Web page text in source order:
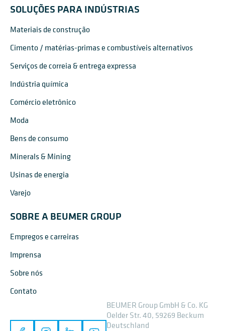
SOLUÇÕES PARA INDÚSTRIAS
Materiais de construção
Cimento / matérias-primas e combustíveis alternativos
Serviços de correia & entrega expressa
Indústria química
Comércio eletrônico
Moda
Bens de consumo
Minerals & Mining
Usinas de energia
Varejo
SOBRE A BEUMER GROUP
Empregos e carreiras
Imprensa
Sobre nós
Contato
BEUMER Group GmbH & Co. KG
Oelder Str. 40, 59269 Beckum
Deutschland